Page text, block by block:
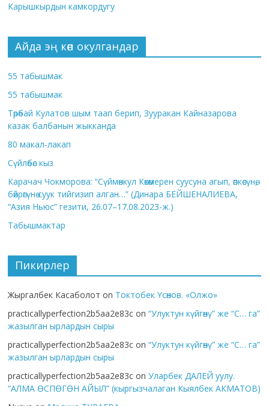
Карышкырдын камкордугу
Айда эң көп окулгандар
55 табышмак
55 табышмак
Төрөбай Кулатов шым таап берип, Зууракан Кайназарова
казак балбанын жыкканда
80 макал-лакап
Сүйлөбөс кыз
Карачач Чокморова: “Сүймөнкул Көкөмерен суусуна агып, өпкөсүнө,
бөйрөгүнө суук тийгизип алган…” (Динара БЕЙШЕНАЛИЕВА,
“Азия Ньюс” гезити, 26.07–17.08.2023-ж.)
Табышмактар
Пикирлер
Жыргалбек Касаболот on Токтобек Үсөнов. «Олжо»
practicallyperfection2b5aa2e83c on“Улуктун күйгөнү” же “С… га”
жазылган ырлардын сыры
practicallyperfection2b5aa2e83c on“Улуктун күйгөнү” же “С… га”
жазылган ырлардын сыры
practicallyperfection2b5aa2e83c onУларбек ДАЛЕЙ уулу.
“АЛМА ӨСПӨГӨН АЙЫЛ” (кыргызчалаган Кыялбек АКМАТОВ)